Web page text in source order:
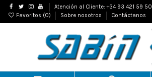
Atención al Cliente: +34 93 421 59 50
Favoritos (0) Sobre nosotros Contáctanos